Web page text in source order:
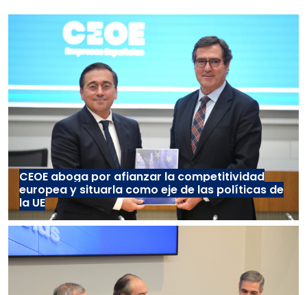
CEOE aboga por afianzar la competitividad
europea y situarla como eje de las políticas de
la UE